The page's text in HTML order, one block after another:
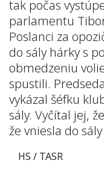
tak počas
parlamentu
Poslanci za
do sály hárky s
obmedzeniu
spustili.
vykázal šéfku
sály. Vyčítal jej,
že vniesla do
HS / TASR